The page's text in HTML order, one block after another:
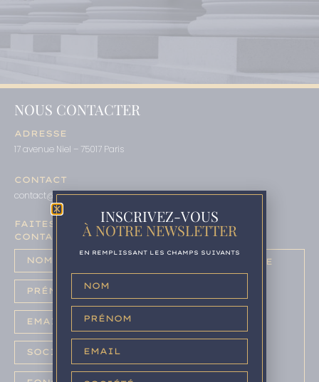
NOUS CONTACTER
ADRESSE
17 avenue Niel – 75017 Paris
CONTACT
contact@maisondelacompliance.fr–01 78 95 60 80
FAITES-NOUS PART DE VOS PROJETS,
CONTACTEZ-NOUS :
INSCRIVEZ-VOUS
À NOTRE NEWSLETTER
EN REMPLISSANT LES CHAMPS SUIVANTS